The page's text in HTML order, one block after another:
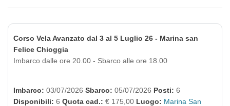
Corso Vela Avanzato dal 3 al 5 Luglio 26 - Marina san
Felice Chioggia
Imbarco dalle ore 20.00 - Sbarco alle ore 18.00
Imbarco: 03/07/2026 Sbarco: 05/07/2026 Posti: 6
Disponibili: 6 Quota cad.: € 175,00 Luogo: Marina San